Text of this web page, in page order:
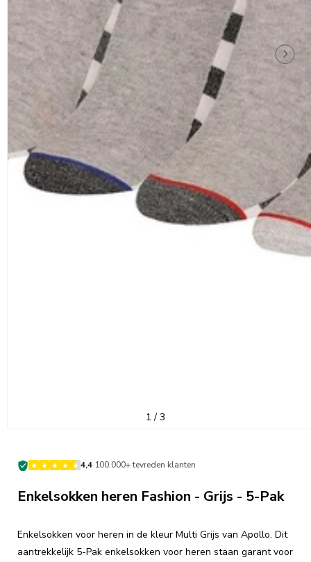
1 / van
3
4,4·100.000+ tevreden klanten
Enkelsokken heren Fashion - Grijs - 5-Pak
Enkelsokken voor heren in de kleur Multi Grijs van Apollo. Dit
aantrekkelijk 5-Pak enkelsokken voor heren staan garant voor